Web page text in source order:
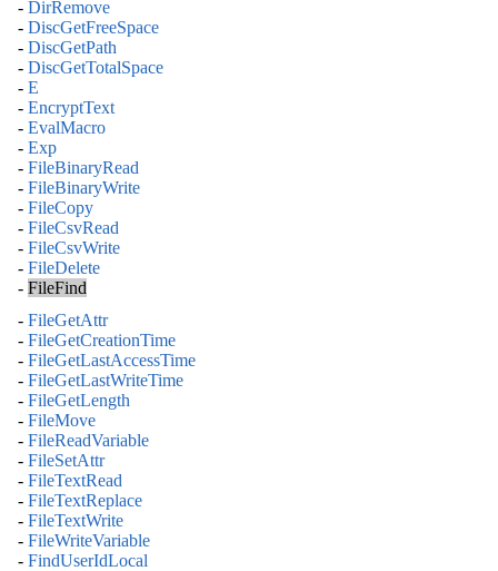
- DirRemove
- DiscGetFreeSpace
- DiscGetPath
- DiscGetTotalSpace
- E
- EncryptText
- EvalMacro
- Exp
- FileBinaryRead
- FileBinaryWrite
- FileCopy
- FileCsvRead
- FileCsvWrite
- FileDelete
- FileFind
- FileGetAttr
- FileGetCreationTime
- FileGetLastAccessTime
- FileGetLastWriteTime
- FileGetLength
- FileMove
- FileReadVariable
- FileSetAttr
- FileTextRead
- FileTextReplace
- FileTextWrite
- FileWriteVariable
- FindUserIdLocal